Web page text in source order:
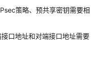
策略、预共享密钥需要相
口地址和对端接口地址需要